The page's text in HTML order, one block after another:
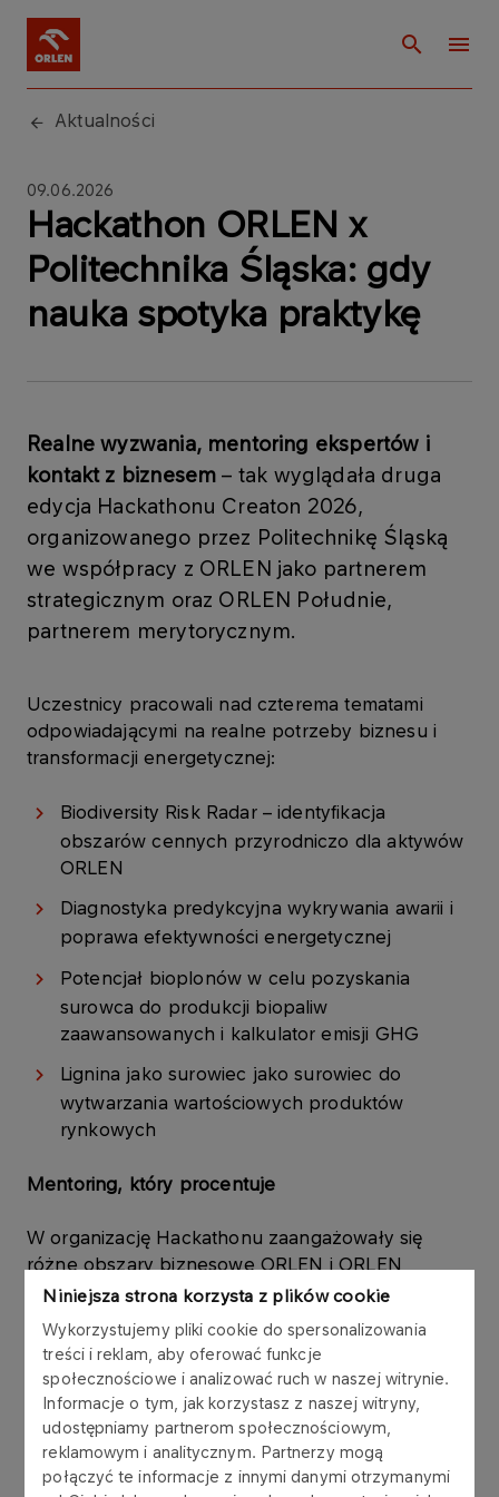
Niniejsza strona korzysta z plików cookie
Wykorzystujemy pliki cookie do spersonalizowania
treści i reklam, aby oferować funkcje
społecznościowe i analizować ruch w naszej witrynie.
Informacje o tym, jak korzystasz z naszej witryny,
udostępniamy partnerom społecznościowym,
reklamowym i analitycznym. Partnerzy mogą
połączyć te informacje z innymi danymi otrzymanymi
Aktualności
09.06.2026
Hackathon ORLEN x
Politechnika Śląska: gdy
nauka spotyka praktykę
Realne wyzwania, mentoring ekspertów i
kontakt z biznesem – tak wyglądała druga
edycja Hackathonu Creaton 2026,
organizowanego przez Politechnikę Śląską
we współpracy z ORLEN jako partnerem
strategicznym oraz ORLEN Południe,
partnerem merytorycznym.
Uczestnicy pracowali nad czterema tematami
odpowiadającymi na realne potrzeby biznesu i
transformacji energetycznej:
Biodiversity Risk Radar – identyfikacja
obszarów cennych przyrodniczo dla aktywów
ORLEN
Diagnostyka predykcyjna wykrywania awarii i
poprawa efektywności energetycznej
Potencjał bioplonów w celu pozyskania
surowca do produkcji biopaliw
zaawansowanych i kalkulator emisji GHG
Lignina jako surowiec jako surowiec do
wytwarzania wartościowych produktów
rynkowych
Mentoring, który procentuje
W organizację Hackathonu zaangażowały się
różne obszary biznesowe ORLEN i ORLEN
Południe, dzięki czemu uczestnicy pracowali nad
Dla studentów i młodych naukowców była to
okazja, by poznać od środka proces tworzenia
innowacji – od diagnozy problemu po prezentację
rozwiązania.
W wydarzeniu udział wzięło 20 uczestników w